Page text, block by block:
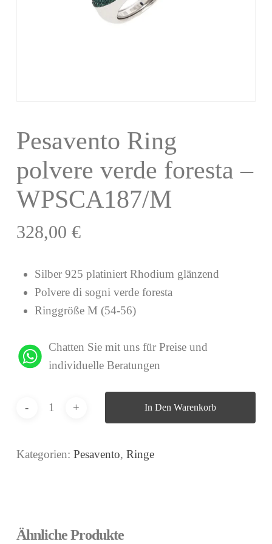
Pesavento Ring
polvere verde foresta –
WPSCA187/M
328,00 €
Silber 925 platiniert Rhodium glänzend
Polvere di sogni verde foresta
Ringgröße M (54-56)
Chatten Sie mit uns für Preise und
individuelle Beratungen
In Den Warenkorb
Kategorien: Pesavento, Ringe
Ähnliche Produkte